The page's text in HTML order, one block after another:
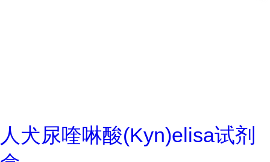
人犬尿喹啉酸(Kyn)elisa试剂